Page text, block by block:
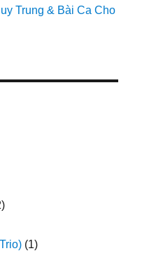
Trung & Bài Ca Cho
(1)